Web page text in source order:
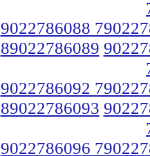
9022786088
89022786089
9022786092
89022786093
9022786096